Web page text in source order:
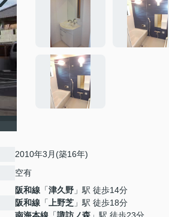
2010年3月(築16年)
空有
阪和線 「津久野 」駅 徒歩14分
阪和線 「 上野芝 」駅 徒歩18分